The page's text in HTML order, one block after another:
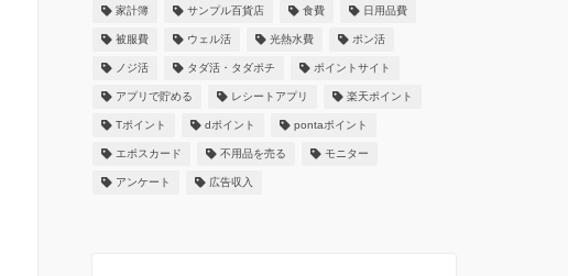
家計簿 サンプル百貨店 食費 日用品費
被服費 ウェル活 光熱水費 ポン活
ノジ活 タダ活・タダポチ ポイントサイト
アプリで貯める レシートアプリ 楽天ポイント
Tポイント dポイント pontaポイント
エポスカード 不用品を売る モニター
アンケート 広告収入